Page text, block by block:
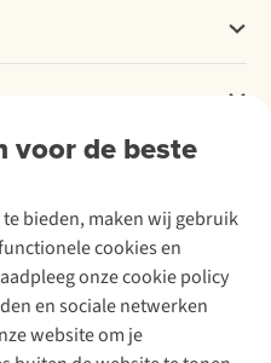
voor de beste
bieden, maken wij gebruik
cookies en
onze cookie policy
en sociale netwerken
website om je
us